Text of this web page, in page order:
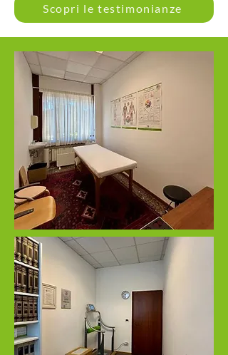
Scopri le testimonianze